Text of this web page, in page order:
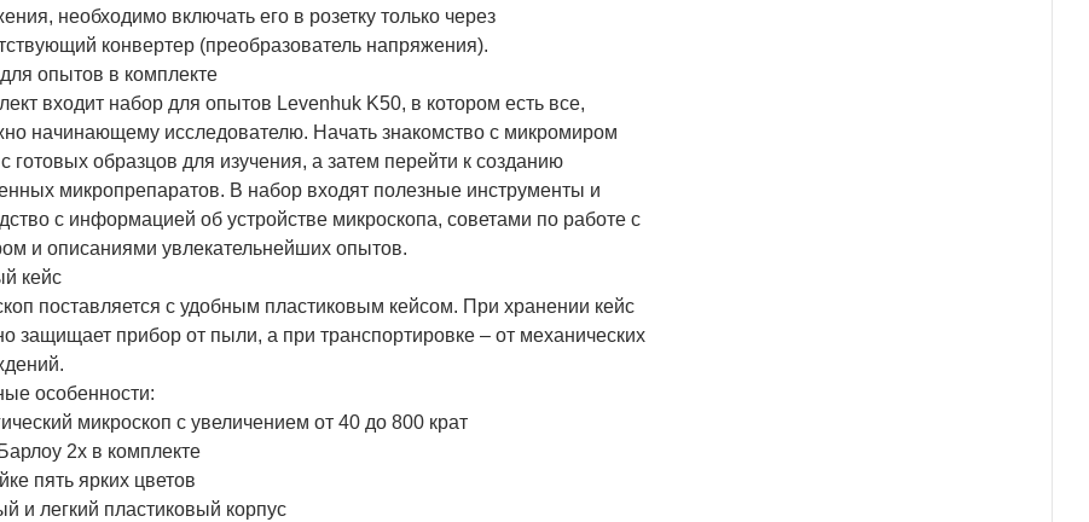
необходимо включать его в розетку только через
конвертер (преобразователь напряжения).
опытов в комплекте
входит набор для опытов Levenhuk K50, в котором есть все,
начинающему исследователю. Начать знакомство с микромиром
готовых образцов для изучения, а затем перейти к созданию
микропрепаратов. В набор входят полезные инструменты и
с информацией об устройстве микроскопа, советами по работе с
и описаниями увлекательнейших опытов.
кейс
поставляется с удобным пластиковым кейсом. При хранении кейс
защищает прибор от пыли, а при транспортировке – от механических
особенности:
микроскоп с увеличением от 40 до 800 крат
2x в комплекте
пять ярких цветов
и легкий пластиковый корпус